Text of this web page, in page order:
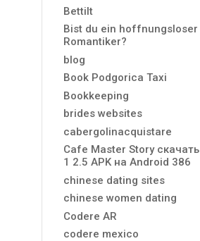
Bettilt
Bist du ein hoffnungsloser
Romantiker?
blog
Book Podgorica Taxi
Bookkeeping
brides websites
cabergolinacquistare
Cafe Master Story скачать
1 2.5 APK на Android 386
chinese dating sites
chinese women dating
Codere AR
codere mexico